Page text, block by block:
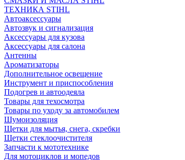
ТЕХНИКА STIHL
Автоаксессуары
Автозвук и сигнализация
Аксессуары для кузова
Аксессуары для салона
Антенны
Ароматизаторы
Дополнительное освещение
Инструмент и приспособления
Подогрев и автоодеяла
Товары для техосмотра
Товары по уходу за автомобилем
Шумоизоляция
Щетки для мытья, снега, скребки
Щетки стеклоочистителя
Запчасти к мототехнике
Для мотоциклов и мопедов